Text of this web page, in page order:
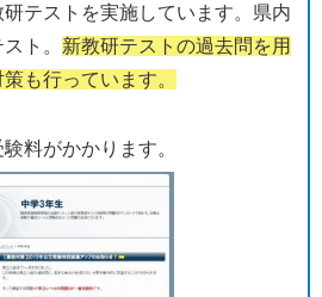
テストを実施しています。県内
ト。 新教研テストの過去問を用
も行っています。
料がかかります。